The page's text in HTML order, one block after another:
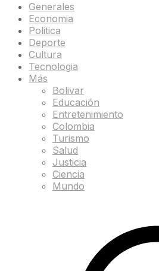
Generales
Economia
Politica
Deporte
Cultura
Tecnologia
Más
Bolivar
Educación
Entretenimiento
Colombia
Turismo
Salud
Justicia
Ciencia
Mundo